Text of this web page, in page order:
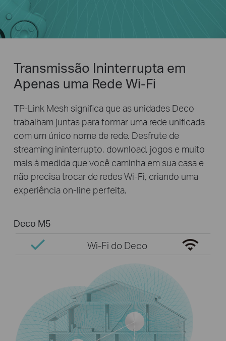
Transmissão Ininterrupta em
Apenas uma Rede Wi-Fi
TP-Link Mesh significa que as unidades Deco
trabalham juntas para formar uma rede unificada
com um único nome de rede. Desfrute de
streaming ininterrupto, download, jogos e muito
mais à medida que você caminha em sua casa e
não precisa trocar de redes Wi-Fi, criando uma
experiência on-line perfeita.
Wi-Fi do Deco
Deco M5